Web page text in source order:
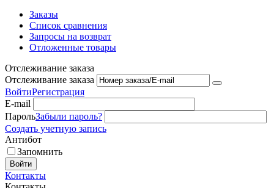
Заказы
Список сравнения
Запросы на возврат
Отложенные товары
Отслеживание заказа
Отслеживание заказа
ВойтиРегистрация
E-mail
ПарольЗабыли пароль?
Создать учетную запись
Антибот
Запомнить
Войти
Контакты